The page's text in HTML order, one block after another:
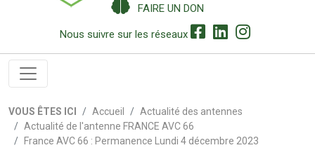
FAIRE UN DON
Nous suivre sur les réseaux
VOUS ÊTES ICI Accueil
Actualité des antennes
Actualité de l'antenne FRANCE AVC 66
France AVC 66 : Permanence Lundi 4 décembre 2023